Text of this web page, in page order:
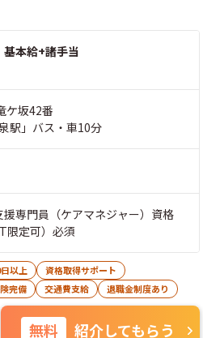
基本給+諸手当
ケ坂42番
駅」バス・車10分
専門員（ケアマネジャー）資格
限定可）必須
以上
資格取得サポート
完備 交通費支給 退職金制度あり
無料 紹介してもらう